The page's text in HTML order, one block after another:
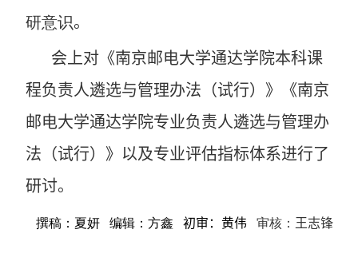
研意识。
会上对《南京邮电大学通达学院本科课
程负责人遴选与管理办法（试行）》《南京
邮电大学通达学院专业负责人遴选与管理办
法（试行）》以及专业评估指标体系进行了
研讨。
撰稿：夏妍 编辑：方鑫 初审：黄伟 审核： 王志锋